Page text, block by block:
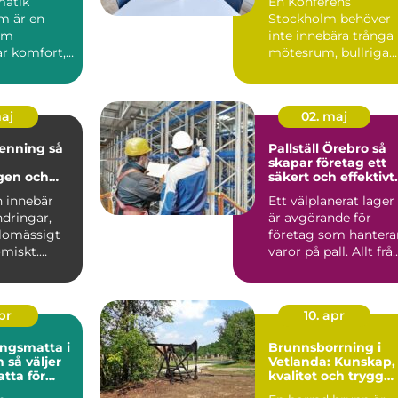
är en
komfort,
Stockholm behöver
inte innebära trånga
mötesrum, bullriga
avbrott. A...
så
och
innebär
02. maj
Pallställ Örebro så
skapar företag ett
säkert och effektivt
Ett välplanerat lager
är avgörande för
företag som
varor på pall. Allt
i
för
10. apr
Brunnsborrning i
Vetlanda: Kunskap,
kvalitet och trygg